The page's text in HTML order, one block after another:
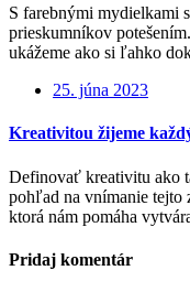
S farebnými mydielkami
prieskumníkov
ukážeme ako si ľahko
25. júna 2023
Kreativitou žijeme
Definovať kreativitu ako
pohľad na vnímanie tejto
ktorá nám pomáha
Pridaj komentár